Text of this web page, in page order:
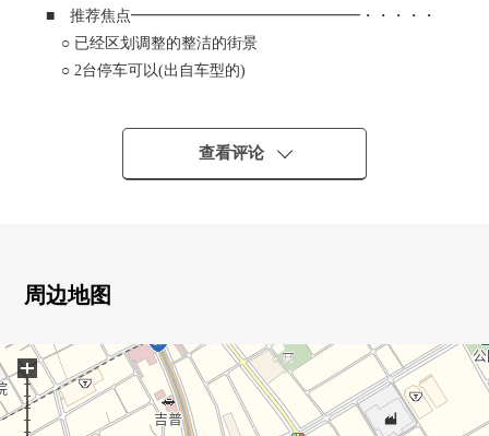
■ 推荐焦点━━━━━━━━━━━━━━━・・・・・
○ 已经区划调整的整洁的街景
○ 2台停车可以(出自车型的)
■ 建筑物的特徴
━━━━━━━━━━━━━━━・・・・・
○ 约16.87张塌塌米LDK(含有餐具室)
■ 设备・设计
○ 有TV监视器的内部对讲机
○ 有淋浴的盥洗台
○ 在楼梯、浴室、厕所扶手设置
○ 地板下边收纳
查看评论
周边地图
+